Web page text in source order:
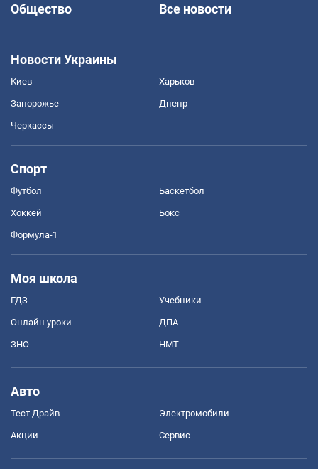
Общество
Все новости
Новости Украины
Киев Харьков
Запорожье Днепр
Черкассы
Спорт
Футбол Баскетбол
Хоккей Бокс
Формула-1
Моя школа
ГДЗ Учебники
Онлайн уроки ДПА
ЗНО НМТ
Авто
Тест Драйв Электромобили
Акции Сервис